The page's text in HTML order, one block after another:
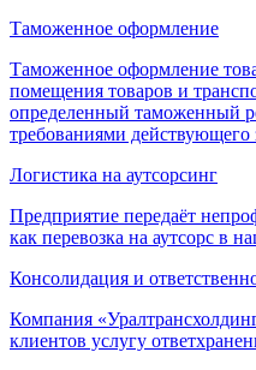
Таможенное оформление
Таможенное оформление
помещения товаров и
определенный таможенный
требованиями действующего
Логистика на аутсорсинг
Предприятие передаёт
как перевозка на аутсорс в
Консолидация и
Компания
клиентов услугу